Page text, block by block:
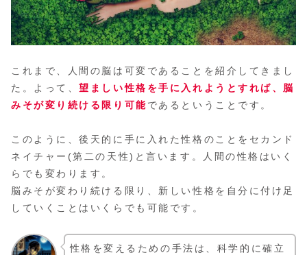
これまで、人間の脳は可変であることを紹介してきまし
た。よって、望ましい性格を手に入れようとすれば、脳
みそが変り続ける限り可能であるということです。
このように、後天的に手に入れた性格のことをセカンド
ネイチャー(第二の天性)と言います。人間の性格はいく
らでも変わります。
脳みそが変わり続ける限り、新しい性格を自分に付け足
していくことはいくらでも可能です。
性格を変えるための手法は、科学的に確立